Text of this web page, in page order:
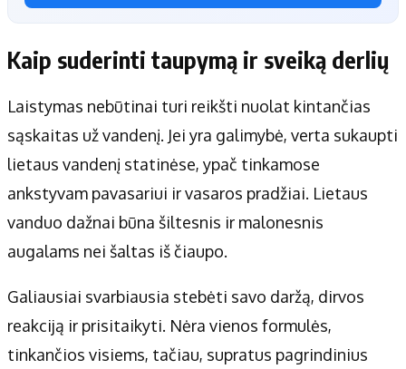
Kaip suderinti taupymą ir sveiką derlių
Laistymas nebūtinai turi reikšti nuolat kintančias
sąskaitas už vandenį. Jei yra galimybė, verta sukaupti
lietaus vandenį statinėse, ypač tinkamose
ankstyvam pavasariui ir vasaros pradžiai. Lietaus
vanduo dažnai būna šiltesnis ir malonesnis
augalams nei šaltas iš čiaupo.
Galiausiai svarbiausia stebėti savo daržą, dirvos
reakciją ir prisitaikyti. Nėra vienos formulės,
tinkančios visiems, tačiau, supratus pagrindinius